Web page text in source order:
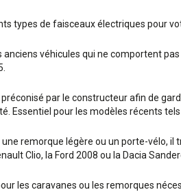
types de faisceaux électriques pour
anciens véhicules qui ne comportent
par le constructeur afin de
Essentiel pour les modèles récents
une remorque légère ou un porte-vélo,
Clio, la Ford 2008 ou la Dacia
les caravanes ou les remorques